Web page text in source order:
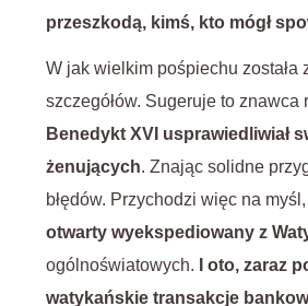
przeszkodą, kimś, kto mógł
W jak wielkim pośpiechu
szczegółów. Sugeruje to
Benedykt XVI usprawiedliwiał
żenujących. Znając solidne
błędów. Przychodzi więc na
otwarty wyekspediowany z
ogólnoświatowych.
I oto, zaraz
watykańskie transakcje